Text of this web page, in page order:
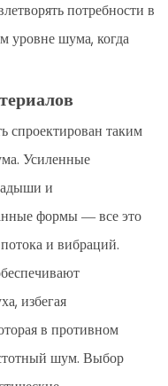
потребности в
уровне шума, когда
спроектирован таким
Усиленные
и
формы — все это
и вибраций.
избегая
в противном
шум. Выбор